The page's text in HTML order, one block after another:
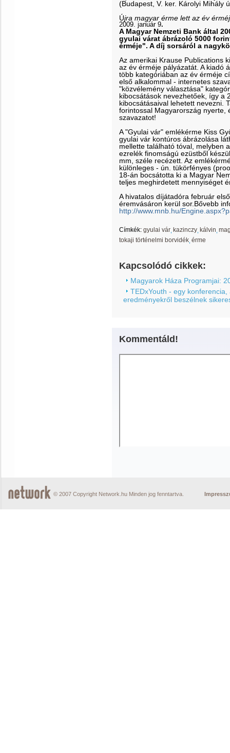
(Budapest, V. ker. Károlyi Mihály
Újra magyar érme lett az év
2009. január 9.
A Magyar Nemzeti Bank által
gyulai várat ábrázoló 5000
érméje". A díj sorsáról a
Az amerikai Krause Publications
az év érméje pályázatát. A kiadó
több kategóriában az év érméje
első alkalommal - internetes
"közvélemény választása"
kibocsátások nevezhetőek, így a
kibocsátásaival lehetett nevezni.
forintossal Magyarország nyerte,
szavazatot!
A "Gyulai vár" emlékérme Kiss
gyulai vár kontúros ábrázolása
mellette található tóval, melyben
ezrelék finomságú ezüstből
mm, széle recézett. Az
különleges - ún. tükörfényes
18-án bocsátotta ki a Magyar
teljes meghirdetett mennyiséget
A hivatalos díjátadóra február
éremvásáron kerül sor. Bővebb
http://www.mnb.hu/
Címkék: gyulai vár kazinczy kálvin
tokaji történelmi borvidék érme
Kapcsolódó cikkek:
Magyarok Háza Programjai:
TEDxYouth - egy
eredményekről beszélnek
Kommentáld!
© 2007 Copyright Network.hu Minden jog fenntartva.